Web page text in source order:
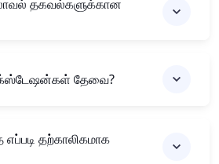
தகவல்களுக்கான
தேவை?
தற்காலிகமாக